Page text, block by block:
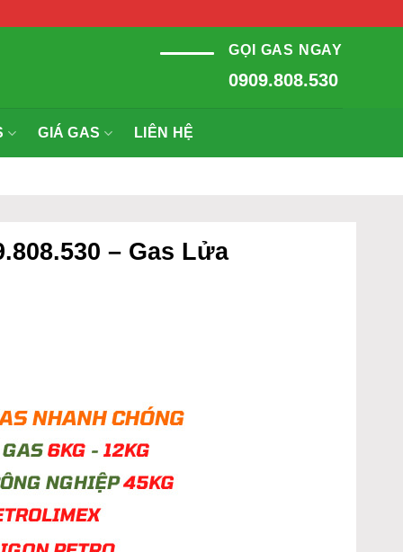
GỌI GAS NGAY
0909.808.530
GIÁ GAS LIÊN HỆ
– Gas Lửa